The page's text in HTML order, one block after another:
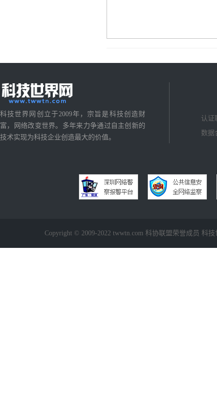
科技世界网创立于2009年，宗旨是科技创造财
富，网络改变世界。多年来力争通过自主创新的
技术实现为科技企业创造最大的价值。
认证
数据
Copyright © 2009-2022 twwtn.com 科协联盟荣誉成员 科